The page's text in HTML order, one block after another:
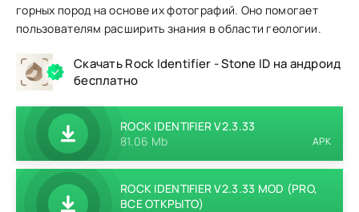
горных пород на основе их фотографий. Оно помогает
пользователям расширить знания в области геологии.
Скачать Rock Identifier - Stone ID на андроид
бесплатно
ROCK IDENTIFIER V2.3.33
81.06 Mb
APK
ROCK IDENTIFIER V2.3.33 MOD (PRO,
ВСЕ ОТКРЫТО)